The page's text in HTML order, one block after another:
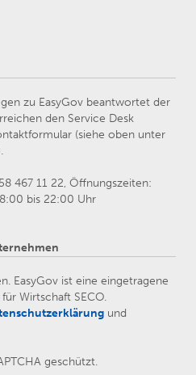
zu EasyGov beantwortet der
den Service Desk
(siehe oben unter
467 11 22, Öffnungszeiten:
bis 22:00 Uhr
EasyGov ist eine eingetragene
Wirtschaft SECO.
und
geschützt.